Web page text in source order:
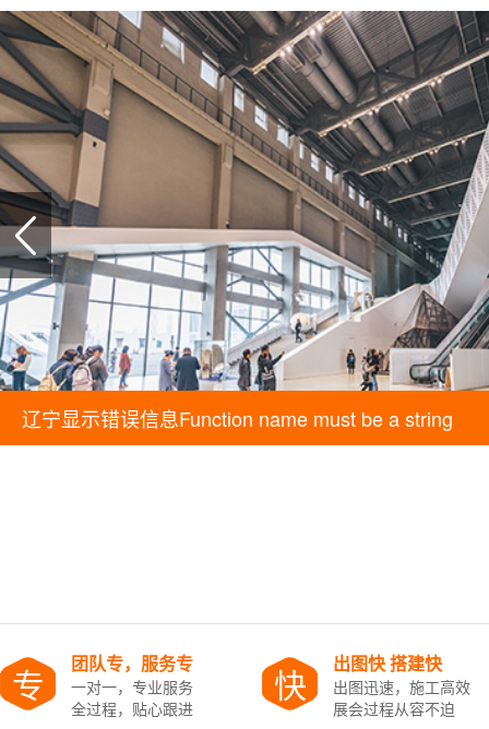
辽宁显示错误信息Function name must be a string
专 团队专，服务专
一对一，专业服务
全过程，贴心跟进
快 出图快 搭建快
出图迅速，施工高效
展会过程从容不迫